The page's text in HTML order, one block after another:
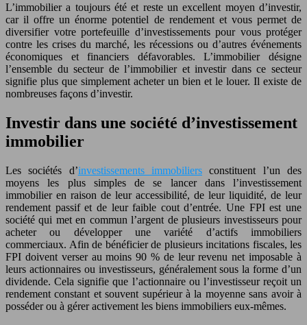
L’immobilier a toujours été et reste un excellent moyen d’investir,
car il offre un énorme potentiel de rendement et vous permet de
diversifier votre portefeuille d’investissements pour vous protéger
contre les crises du marché, les récessions ou d’autres événements
économiques et financiers défavorables. L’immobilier désigne
l’ensemble du secteur de l’immobilier et investir dans ce secteur
signifie plus que simplement acheter un bien et le louer. Il existe de
nombreuses façons d’investir.
Investir dans une société d’investissement
immobilier
Les sociétés d’investissements immobiliers constituent l’un des
moyens les plus simples de se lancer dans l’investissement
immobilier en raison de leur accessibilité, de leur liquidité, de leur
rendement passif et de leur faible cout d’entrée. Une FPI est une
société qui met en commun l’argent de plusieurs investisseurs pour
acheter ou développer une variété d’actifs immobiliers
commerciaux. Afin de bénéficier de plusieurs incitations fiscales, les
FPI doivent verser au moins 90 % de leur revenu net imposable à
leurs actionnaires ou investisseurs, généralement sous la forme d’un
dividende. Cela signifie que l’actionnaire ou l’investisseur reçoit un
rendement constant et souvent supérieur à la moyenne sans avoir à
posséder ou à gérer activement les biens immobiliers eux-mêmes.